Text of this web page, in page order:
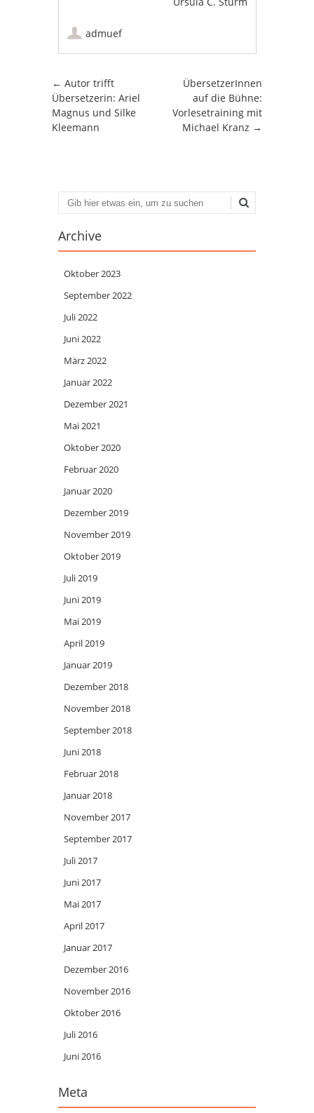
admuef
Artikel-Navigation
← Autor trifft
Übersetzerin: Ariel
Magnus und Silke
Kleemann
ÜbersetzerInnen
auf die Bühne:
Vorlesetraining mit
Michael Kranz →
Suchen
Archive
Oktober 2023
September 2022
Juli 2022
Juni 2022
März 2022
Januar 2022
Dezember 2021
Mai 2021
Oktober 2020
Februar 2020
Januar 2020
Dezember 2019
November 2019
Oktober 2019
Juli 2019
Juni 2019
Mai 2019
April 2019
Januar 2019
Dezember 2018
November 2018
September 2018
Juni 2018
Februar 2018
Januar 2018
November 2017
September 2017
Juli 2017
Juni 2017
Mai 2017
April 2017
Januar 2017
Dezember 2016
November 2016
Oktober 2016
Juli 2016
Juni 2016
Meta